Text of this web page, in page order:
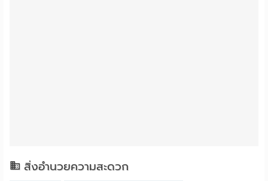
สิ่งอำนวยความสะดวก